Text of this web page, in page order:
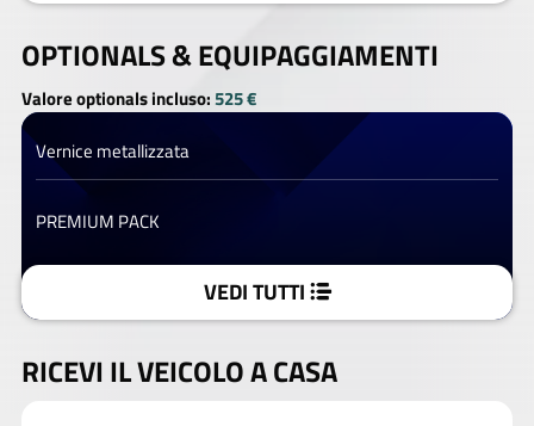
OPTIONALS &EQUIPAGGIAMENTI
Valore optionals incluso:525 €
Vernice metallizzata
PREMIUM PACK
VEDI TUTTI
RICEVI IL VEICOLO A CASA